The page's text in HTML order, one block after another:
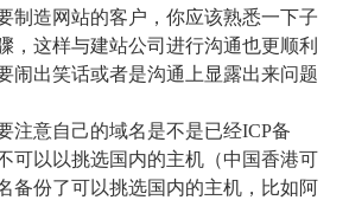
制造网站的客户，你应该熟悉一下子
，这样与建站公司进行沟通也更顺利
闹出笑话或者是沟通上显露出来问题
注意自己的域名是不是已经ICP备
可以以挑选国内的主机（中国香港可
备份了可以挑选国内的主机，比如阿